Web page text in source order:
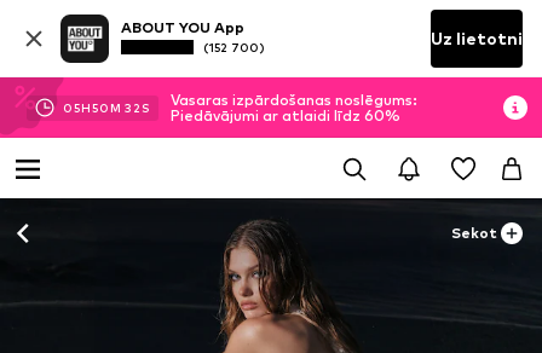
ABOUT YOU App
(152 700) Uz lietotni
05H50M 32 S
Vasaras izpārdošanas noslēgums:
Piedāvājumi ar atlaidi līdz 60%
Sekot